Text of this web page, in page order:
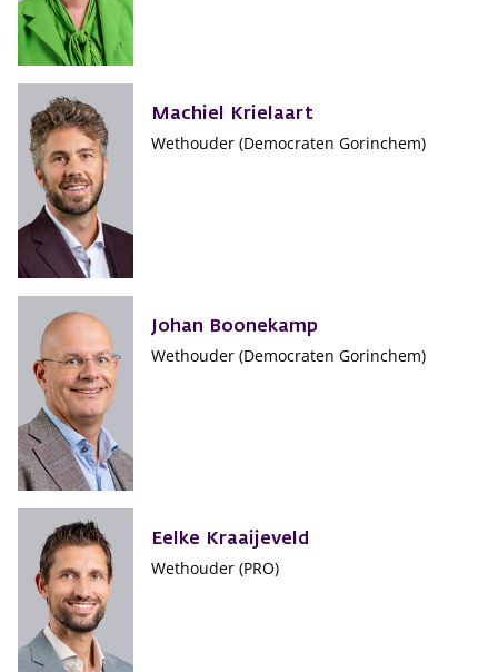
Machiel Krielaart
Wethouder (Democraten Gorinchem)
Johan Boonekamp
Wethouder (Democraten Gorinchem)
Eelke Kraaijeveld
Wethouder (PRO)